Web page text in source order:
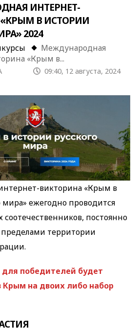
ИНТЕРНЕТ-
В ИСТОРИИ
2024
Международная
«Крым в...
09:40, 12 августа, 2024
викторина «Крым в
мира» ежегодно проводится
соотечественников, постоянно
территории
победителей будет
Крым на двоих либо набор